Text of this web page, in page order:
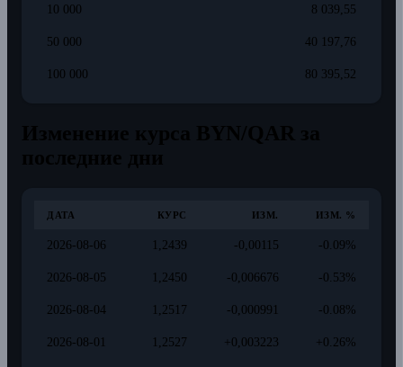
10 000 8 039,55
50 000 40 197,76
100 000 80 395,52
ДАТА КУРС ИЗМ. ИЗМ. %
2026-08-06 1,2439 -0,00115 -0.09%
2026-08-05 1,2450 -0,006676 -0.53%
2026-08-04 1,2517 -0,000991 -0.08%
2026-08-01 1,2527 +0,003223 +0.26%